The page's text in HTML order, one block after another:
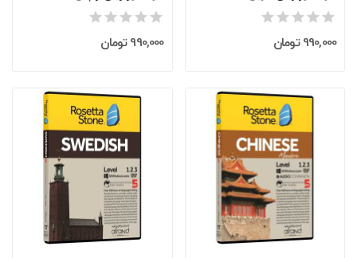
990,000 تومان 990,000 تومان